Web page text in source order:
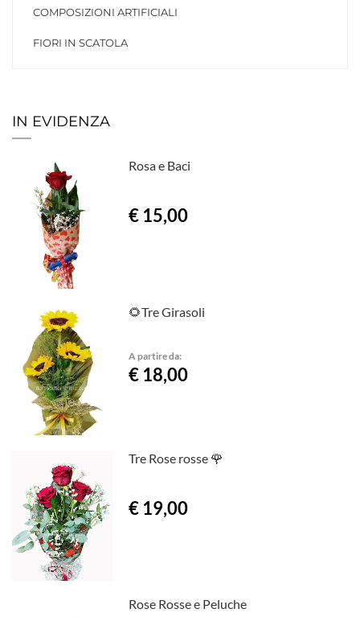
COMPOSIZIONI ARTIFICIALI
FIORI IN SCATOLA
IN EVIDENZA
Rosa e Baci
€ 15,00
🌻Tre Girasoli
A partire da:
€ 18,00
Tre Rose rosse 🌹
€ 19,00
Rose Rosse e Peluche